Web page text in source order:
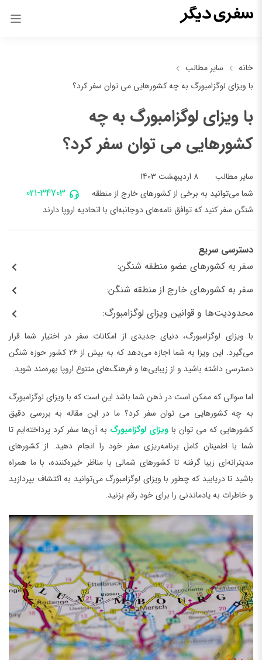
خانه
سایر مطالب
با ویزای لوگزامبورگ به چه کشورهایی می توان سفر کرد؟
با ویزای لوگزامبورگ به چه
کشورهایی می توان سفر کرد؟
سایر مطالب 8 اردیبهشت 1403
021-34703
شما می‌توانید به برخی از کشورهای خارج از منطقه
شنگن سفر کنید که توافق نامه‌های دوجانبه‌ای با اتحادیه اروپا دارند
دسترسی سریع
سفر به کشورهای عضو منطقه شنگن:
سفر به کشورهای خارج از منطقه شنگن:
محدودیت‌ها و قوانین ویزای لوگزامبورگ:
با ویزای لوگزامبورگ، دنیای جدیدی از امکانات سفر در اختیار شما قرار
می‌گیرد. این ویزا به شما اجازه می‌دهد که به بیش از ۲۶ کشور حوزه شنگن
دسترسی داشته باشید و از زیبایی‌ها و فرهنگ‌های متنوع اروپا بهره‌مند شوید.
اما سوالی که ممکن است در ذهن شما باشد این است که با ویزای لوگزامبورگ
به چه کشورهایی می توان سفر کرد؟ ما در این مقاله به بررسی دقیق
کشورهایی که می توان با ویزای لوگزامبورگ به آن‌ها سفر کرد پرداخته‌ایم تا
شما با اطمینان کامل برنامه‌ریزی سفر خود را انجام دهید. از کشورهای
مدیترانه‌ای زیبا گرفته تا کشورهای شمالی با مناظر خیره‌کننده، با ما همراه
باشید تا دریابید که چطور با ویزای لوگزامبورگ می‌توانید به اکتشاف بپردازید
و خاطرات به یادماندنی را برای خود رقم بزنید.